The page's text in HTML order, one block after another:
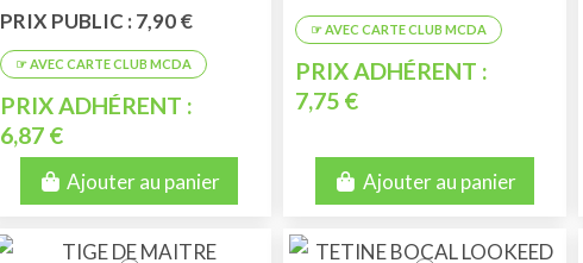
PRIX PUBLIC : 7,90 €
PRIX ADHÉRENT :
6,87 €
Ajouter au panier
PRIX ADHÉRENT :
7,75 €
Ajouter au panier